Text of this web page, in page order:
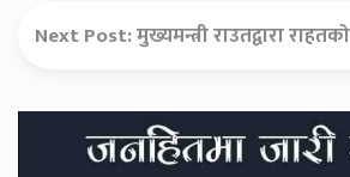
Next Post:मुख्यमन्त्री राउतद्वारा
Secondary
Sidebar